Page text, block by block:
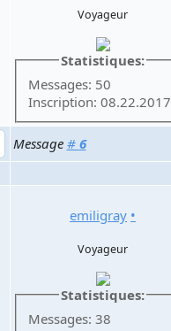
Voyageur
Statistiques:
Messages: 50
Inscription: 08.22.2017
Message # 6
emiligray •
Voyageur
Statistiques:
Messages: 38